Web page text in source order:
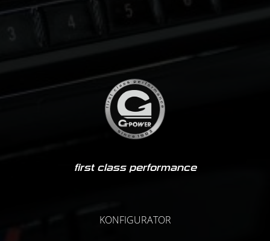
first class performance
KONFIGURATOR